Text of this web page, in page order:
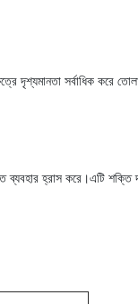
দৃশ্যমানতা সর্বাধিক করে
হ্রাস করে।এটি শক্তি